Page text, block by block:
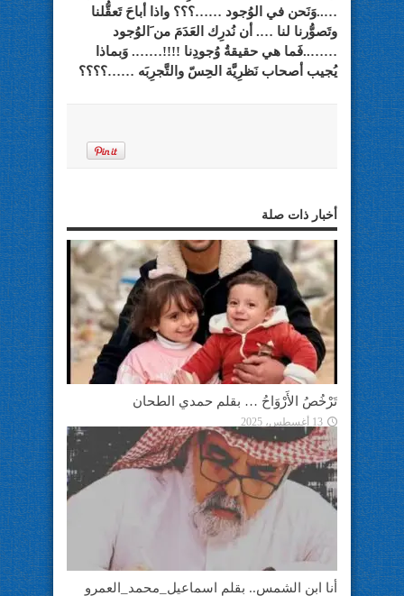
…..وَنَحن في الوُجود ……؟؟؟ واذا أباحَ تَعقُّلنا
وتَصوُّرنا لنا …. أن نُدرِك العَدَمَ من َالوُجود
……..فَما هي حقيقةُ وُجودِنا !!!!……. وَبماذا
يُجيب أصحاب نَظرِيَّة الحِسّ والتَّجرِبَه ……؟؟؟؟
أخبار ذات صلة
تَرْخُصُ الأَرْوَاحُ … بقلم حمدي الطحان
13 أغسطس، 2025
أنا ابن الشمس.. بقلم اسماعيل_محمد_العمرو